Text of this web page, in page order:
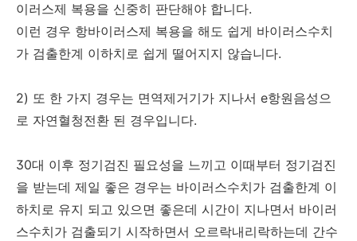
이러스제 복용을 신중히 판단해야 합니다.
이런 경우 항바이러스제 복용을 해도 쉽게 바이러스수치
가 검출한계 이하치로 쉽게 떨어지지 않습니다.
2) 또 한 가지 경우는 면역제거기가 지나서 e항원음성으
로 자연혈청전환 된 경우입니다.
30대 이후 정기검진 필요성을 느끼고 이때부터 정기검진
을 받는데 제일 좋은 경우는 바이러스수치가 검출한계 이
하치로 유지 되고 있으면 좋은데 시간이 지나면서 바이러
스수치가 검출되기 시작하면서 오르락내리락하는데 간수